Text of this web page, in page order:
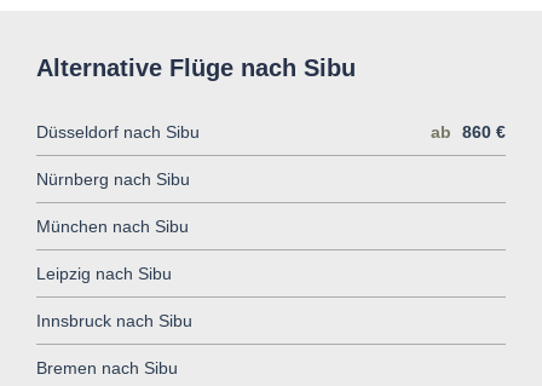
Alternative Flüge nach Sibu
Düsseldorf nach Sibu ab 860 €
Nürnberg nach Sibu
München nach Sibu
Leipzig nach Sibu
Innsbruck nach Sibu
Bremen nach Sibu